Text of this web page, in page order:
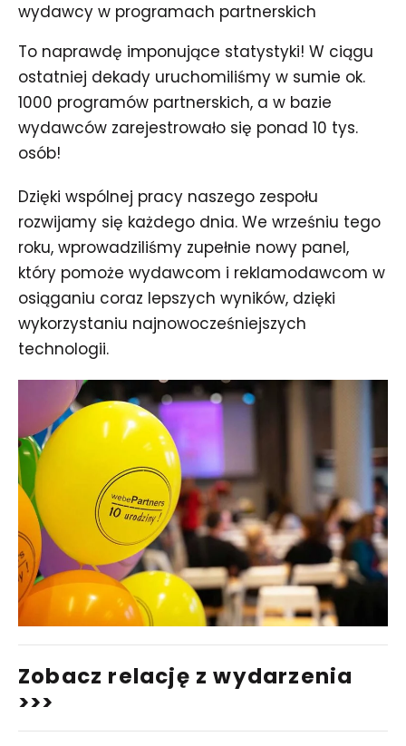
wydawcy w programach partnerskich
To naprawdę imponujące statystyki! W ciągu
ostatniej dekady uruchomiliśmy w sumie ok.
1000 programów partnerskich, a w bazie
wydawców zarejestrowało się ponad 10 tys.
osób!
Dzięki wspólnej pracy naszego zespołu
rozwijamy się każdego dnia. We wrześniu tego
roku, wprowadziliśmy zupełnie nowy panel,
który pomoże wydawcom i reklamodawcom w
osiąganiu coraz lepszych wyników, dzięki
wykorzystaniu najnowocześniejszych
technologii.
Zobacz relację z wydarzenia
>>>